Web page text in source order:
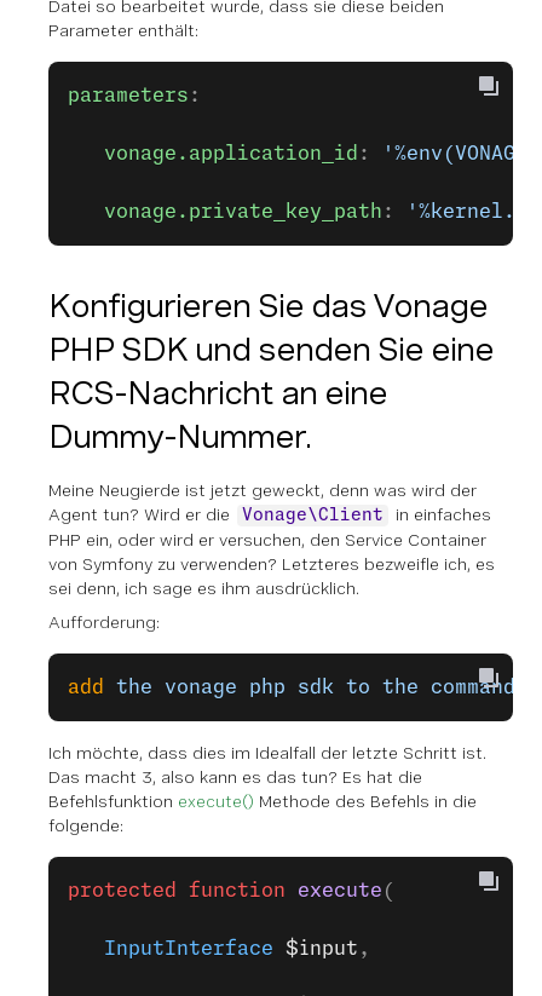
Datei so bearbeitet wurde, dass sie diese beiden
Parameter enthält:
parameters :
vonage.application_id :
vonage.private_key_path :
Konfigurieren Sie das Vonage
PHP SDK und senden Sie eine
RCS-Nachricht an eine
Dummy-Nummer.
Meine Neugierde ist jetzt geweckt, denn was wird der
Agent tun? Wird er die
Vonage\Client
in einfaches
PHP ein, oder wird er versuchen, den Service Container
von Symfony zu verwenden? Letzteres bezweifle ich, es
sei denn, ich sage es ihm ausdrücklich.
Aufforderung:
add the vonage php sdk to the command
Ich möchte, dass dies im Idealfall der letzte Schritt ist.
Das macht 3, also kann es das tun? Es hat die
Befehlsfunktion execute() Methode des Befehls in die
folgende:
protected function execute (
InputInterface $input ,